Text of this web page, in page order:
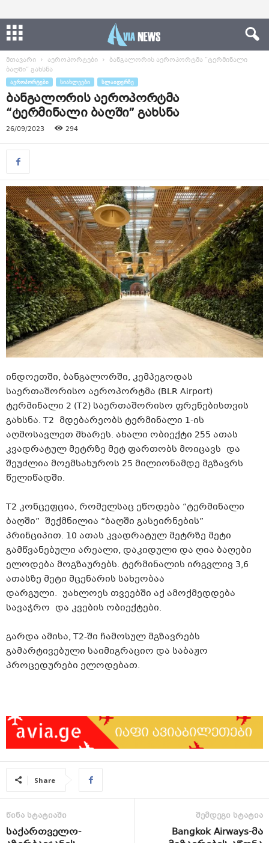
მთავარი აეროპორტები
ბანგალორის აეროპორტმა “ტერმინალი
ბაღში” გახსნა
ᲐᲔᲠᲝᲞᲝᲠᲢᲔᲑᲘ ᲡᲘᲐᲮᲚᲔᲔᲑᲘ ᲡᲚᲐᲘᲓᲔᲠᲖᲔ
ბანგალორის აეროპორტმა
“ტერმინალი ბაღში” გახსნა
26/09/2023 294
ინდოეთში, ბანგალორში, კემპეგოდას
საერთაშორისო აეროპორტმა (BLR Airport)
ტერმინალი 2 (T2) საერთაშორისო ფრენებისთვის
გახსნა. T2 მდებარეობს ტერმინალი 1-ის
აღმოსავლეთ მხარეს. ახალი ობიექტი 255 ათას
კვადრატულ მეტრზე მეტ ფართობს მოიცავს და
შეუძლია მოემსახუროს 25 მილიონამდე მგზავრს
წელიწადში.
T2 კონცეფცია, რომელსაც ეწოდება “ტერმინალი
ბაღში” შექმნილია “ბაღში გასეირნების”
პრინციპით. 10 ათას კვადრატულ მეტრზე მეტი
გამწვანებული არეალი, დაკიდული და ღია ბაღები
ელოდება მოგზაურებს. ტერმინალის ირგვლივ 3,6
ათასზე მეტი მცენარის სახეობაა
დარგული. უახლოეს თვეებში აქ ამოქმედდება
სავაჭრო და კვების ობიექტები.
გარდა ამისა, T2-ში ჩამოსულ მგზავრებს
გამარტივებული საიმიგრაციო და საბაჟო
პროცედურები ელოდებათ.
Share
წინა სტატიაში
საქართველო-
შემდეგი სტატია
Bangkok Airways-მა